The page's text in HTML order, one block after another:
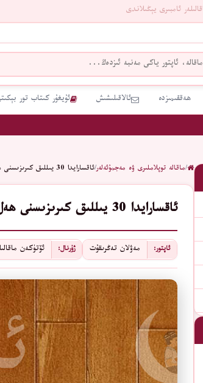
ئامبىرى يېڭىلاندى
ھەققىمىزدە ئالاقىلىشىش ئۇيغۇر كىتاب تور
/ماقالە توپلاملىرى ۋە مەجمۇئەلەر/ئاقسارايدا 30 يىللىق كىرىزىسنى ھەل قىلىش - ترامپتىن پۇتىنغا…
ئاقسارايدا 30 يىللىق كىرىزىسنى ھەل قىلىش - ترامپتىن پۇتىنغا بىر زەربە
ئاپتور: مەۋلان تەڭرىقۇت ژۇرنال: ئۆتۈكەن